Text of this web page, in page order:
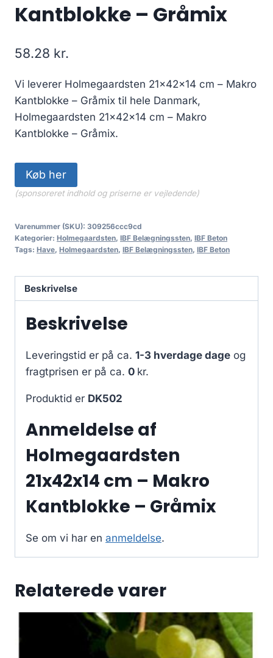
Kantblokke – Gråmix
58.28 kr.
Vi leverer Holmegaardsten 21x42x14 cm – Makro
Kantblokke – Gråmix til hele Danmark,
Holmegaardsten 21x42x14 cm – Makro
Kantblokke – Gråmix.
Køb her
(sponsoreret indhold og priserne er vejledende)
Varenummer (SKU): 309256ccc9cd
Kategorier: Holmegaardsten, IBF Belægningssten, IBF Beton
Tags: Have, Holmegaardsten, IBF Belægningssten, IBF Beton
Beskrivelse
Beskrivelse
Leveringstid er på ca. 1-3 hverdage dage og
fragtprisen er på ca. 0 kr.
Produktid er DK502
Anmeldelse af
Holmegaardsten
21x42x14 cm – Makro
Kantblokke – Gråmix
Se om vi har en anmeldelse.
Relaterede varer